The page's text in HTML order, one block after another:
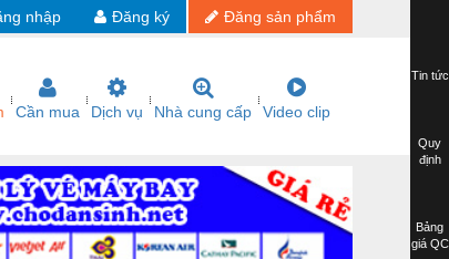
Đăng sản phẩm
Đăng ký
nhập
Cần mua Dịch vụ Nhà cung cấp Video clip
Tin tức
Quy
định
Bảng
giá QC